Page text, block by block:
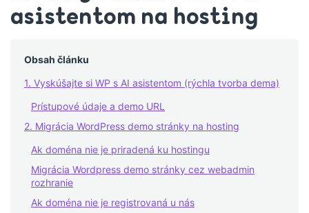
asistentom na hosting
Obsah článku
1. Vyskúšajte si WP s AI asistentom (rýchla tvorba dema)
Prístupové údaje a demo URL
2. Migrácia WordPress demo stránky na hosting
Ak doména nie je priradená ku hostingu
Migrácia Wordpress demo stránky cez webadmin
rozhranie
Ak doména nie je registrovaná u nás